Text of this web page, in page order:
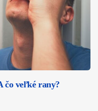
čo veľké rany?